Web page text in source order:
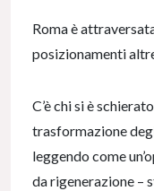
Roma è
posizionamenti
C’è chi si è
trasformazione
leggendo come
da rigenerazione –